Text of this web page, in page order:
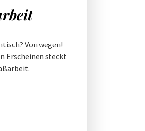
Von wegen!
Erscheinen steckt